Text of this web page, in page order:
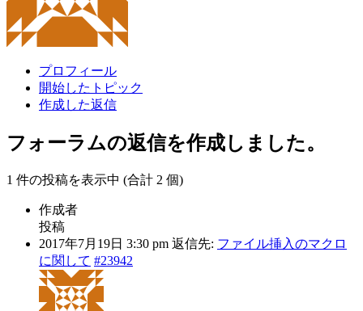
プロフィール
開始したトピック
作成した返信
フォーラムの返信を作成しました。
1 件の投稿を表示中 (合計 2 個)
作成者
投稿
2017年7月19日 3:30 pm 返信先: ファイル挿入のマクロ
に関して #23942